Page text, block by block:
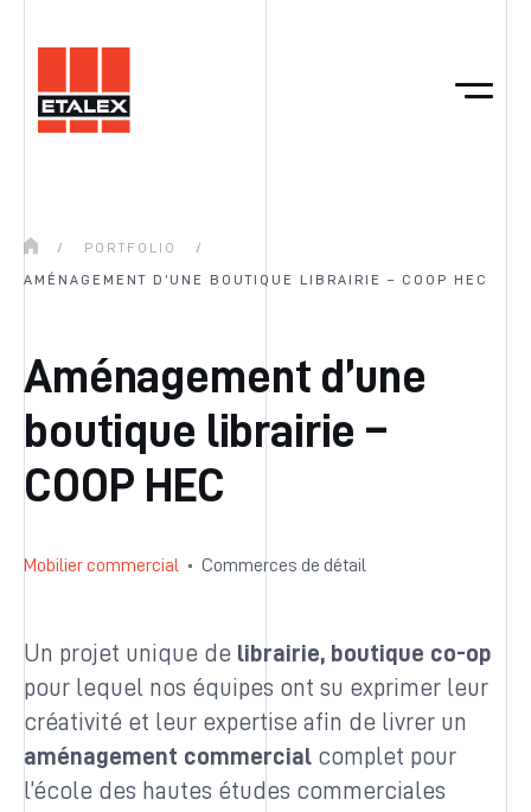
/ PORTFOLIO /
AMÉNAGEMENT D’UNE BOUTIQUE LIBRAIRIE – COOP HEC
Aménagement d’une
boutique librairie –
COOP HEC
Mobilier commercial Commerces de détail
Un projet unique de librairie, boutique co-op
pour lequel nos équipes ont su exprimer leur
créativité et leur expertise afin de livrer un
aménagement commercial complet pour
l’école des hautes études commerciales